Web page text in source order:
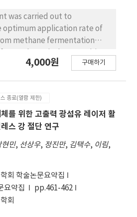
was carried out to
optimum application rate of
methane fermentation
and nutrient quality of
4,000원 구매하기
종료(열람 제한)
를 위한 고출력 광섬유 레이저 활
스 강 절단 연구
현민, 선상우, 정진만, 김택수, 이림,
회 학술논문요약집
요약집
pp.461-462
회